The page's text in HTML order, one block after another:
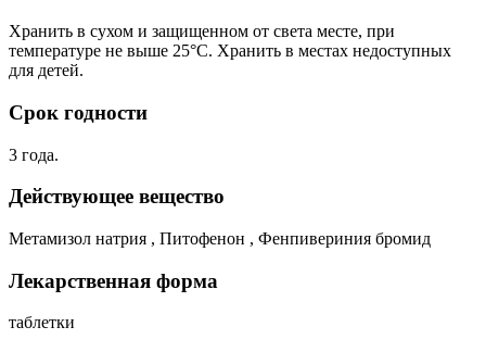
Хранить в сухом и защищенном от света месте, при
температуре не выше 25°С. Хранить в местах недоступных
для детей.
Срок годности
3 года.
Действующее вещество
Метамизол натрия , Питофенон , Фенпивериния бромид
Лекарственная форма
таблетки